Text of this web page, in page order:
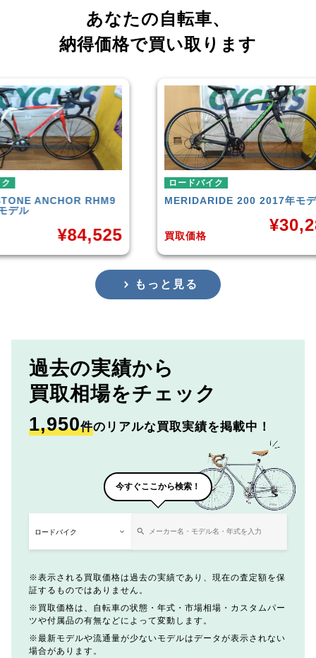
あなたの自転車、
納得価格で買い取ります
MERIDA RIDE 200 2017年モデル
買取価格 買取
もっと見る
過去の実績から
買取相場をチェック
1,950件のリアルな買取実績を掲載中！
今すぐここから検索！
表示される買取価格は過去の実績であり、現在の査定額を保
証するものではありません。
買取価格は、自転車の状態・年式・市場相場・カスタムパー
ツや付属品の有無などによって変動します。
最新モデルや流通量が少ないモデルはデータが表示されない
場合があります。